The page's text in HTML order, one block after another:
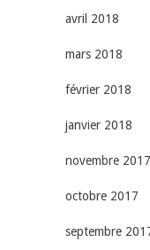
avril 2018
mars 2018
février 2018
janvier 2018
novembre 2017
octobre 2017
septembre